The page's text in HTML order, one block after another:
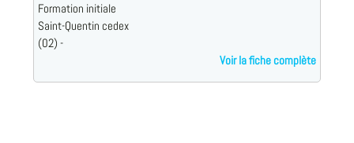
Formation initiale
Saint-Quentin cedex
(02) -
Voir la fiche complète